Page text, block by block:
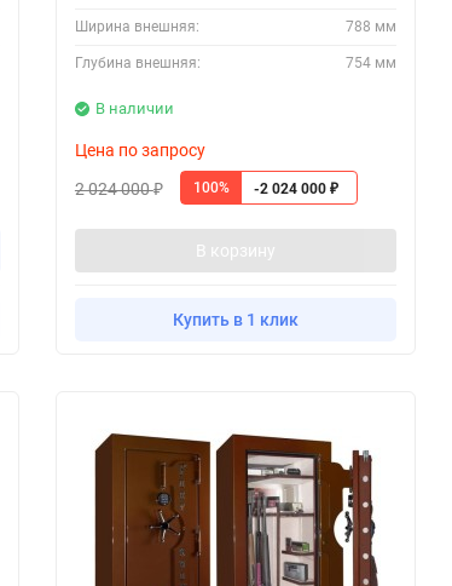
Ширина внешняя: 788 мм
Глубина внешняя: 754 мм
В наличии
Цена по запросу
2 024 000₽ 100% -2 024 000 ₽
В корзину
Купить в 1 клик